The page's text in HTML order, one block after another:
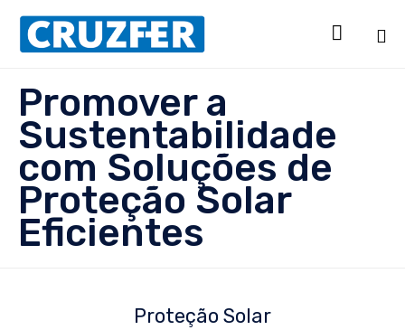

Promover a
Sustentabilidade
com Soluções de
Proteção Solar
Eficientes
Proteção Solar